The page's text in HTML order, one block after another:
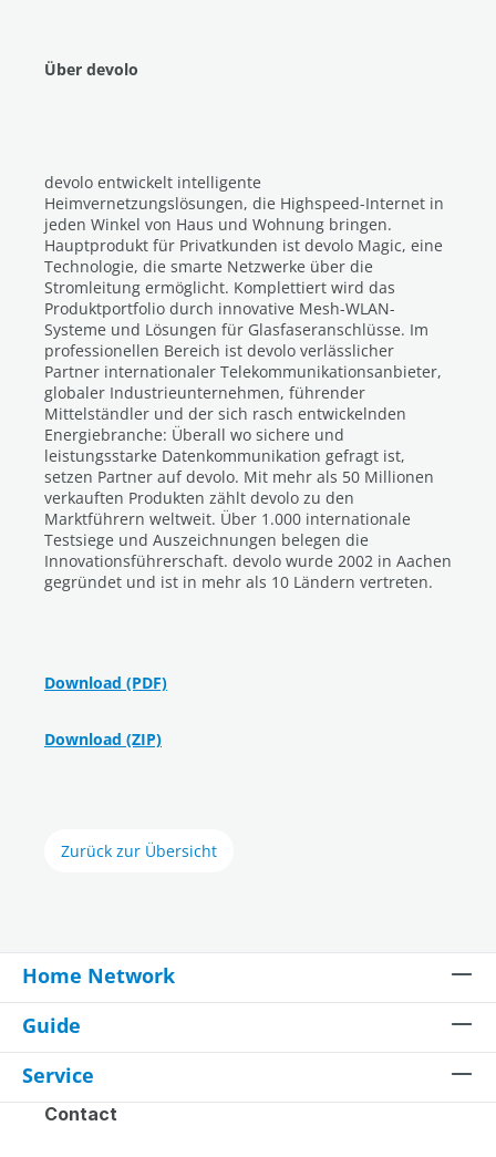
Über devolo
devolo entwickelt intelligente
Heimvernetzungslösungen, die Highspeed-Internet in
jeden Winkel von Haus und Wohnung bringen.
Hauptprodukt für Privatkunden ist devolo Magic, eine
Technologie, die smarte Netzwerke über die
Stromleitung ermöglicht. Komplettiert wird das
Produktportfolio durch innovative Mesh-WLAN-
Systeme und Lösungen für Glasfaseranschlüsse. Im
professionellen Bereich ist devolo verlässlicher
Partner internationaler Telekommunikationsanbieter,
globaler Industrieunternehmen, führender
Mittelständler und der sich rasch entwickelnden
Energiebranche: Überall wo sichere und
leistungsstarke Datenkommunikation gefragt ist,
setzen Partner auf devolo. Mit mehr als 50 Millionen
verkauften Produkten zählt devolo zu den
Marktführern weltweit. Über 1.000 internationale
Testsiege und Auszeichnungen belegen die
Innovationsführerschaft. devolo wurde 2002 in Aachen
gegründet und ist in mehr als 10 Ländern vertreten.
Download (PDF)
Download (ZIP)
Zurück zur Übersicht
Home Network
Guide
Service
Contact